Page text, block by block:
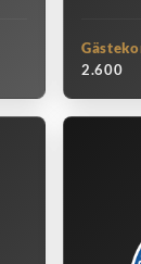
2.600